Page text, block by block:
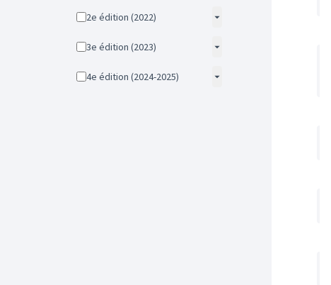
2e édition (2022)
3e édition (2023)
4e édition (2024-2025)